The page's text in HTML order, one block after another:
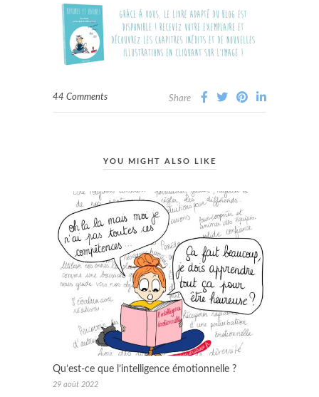
44 Comments Share
YOU MIGHT ALSO LIKE
Qu’est-ce que l’intelligence émotionnelle ?
29 août 2022